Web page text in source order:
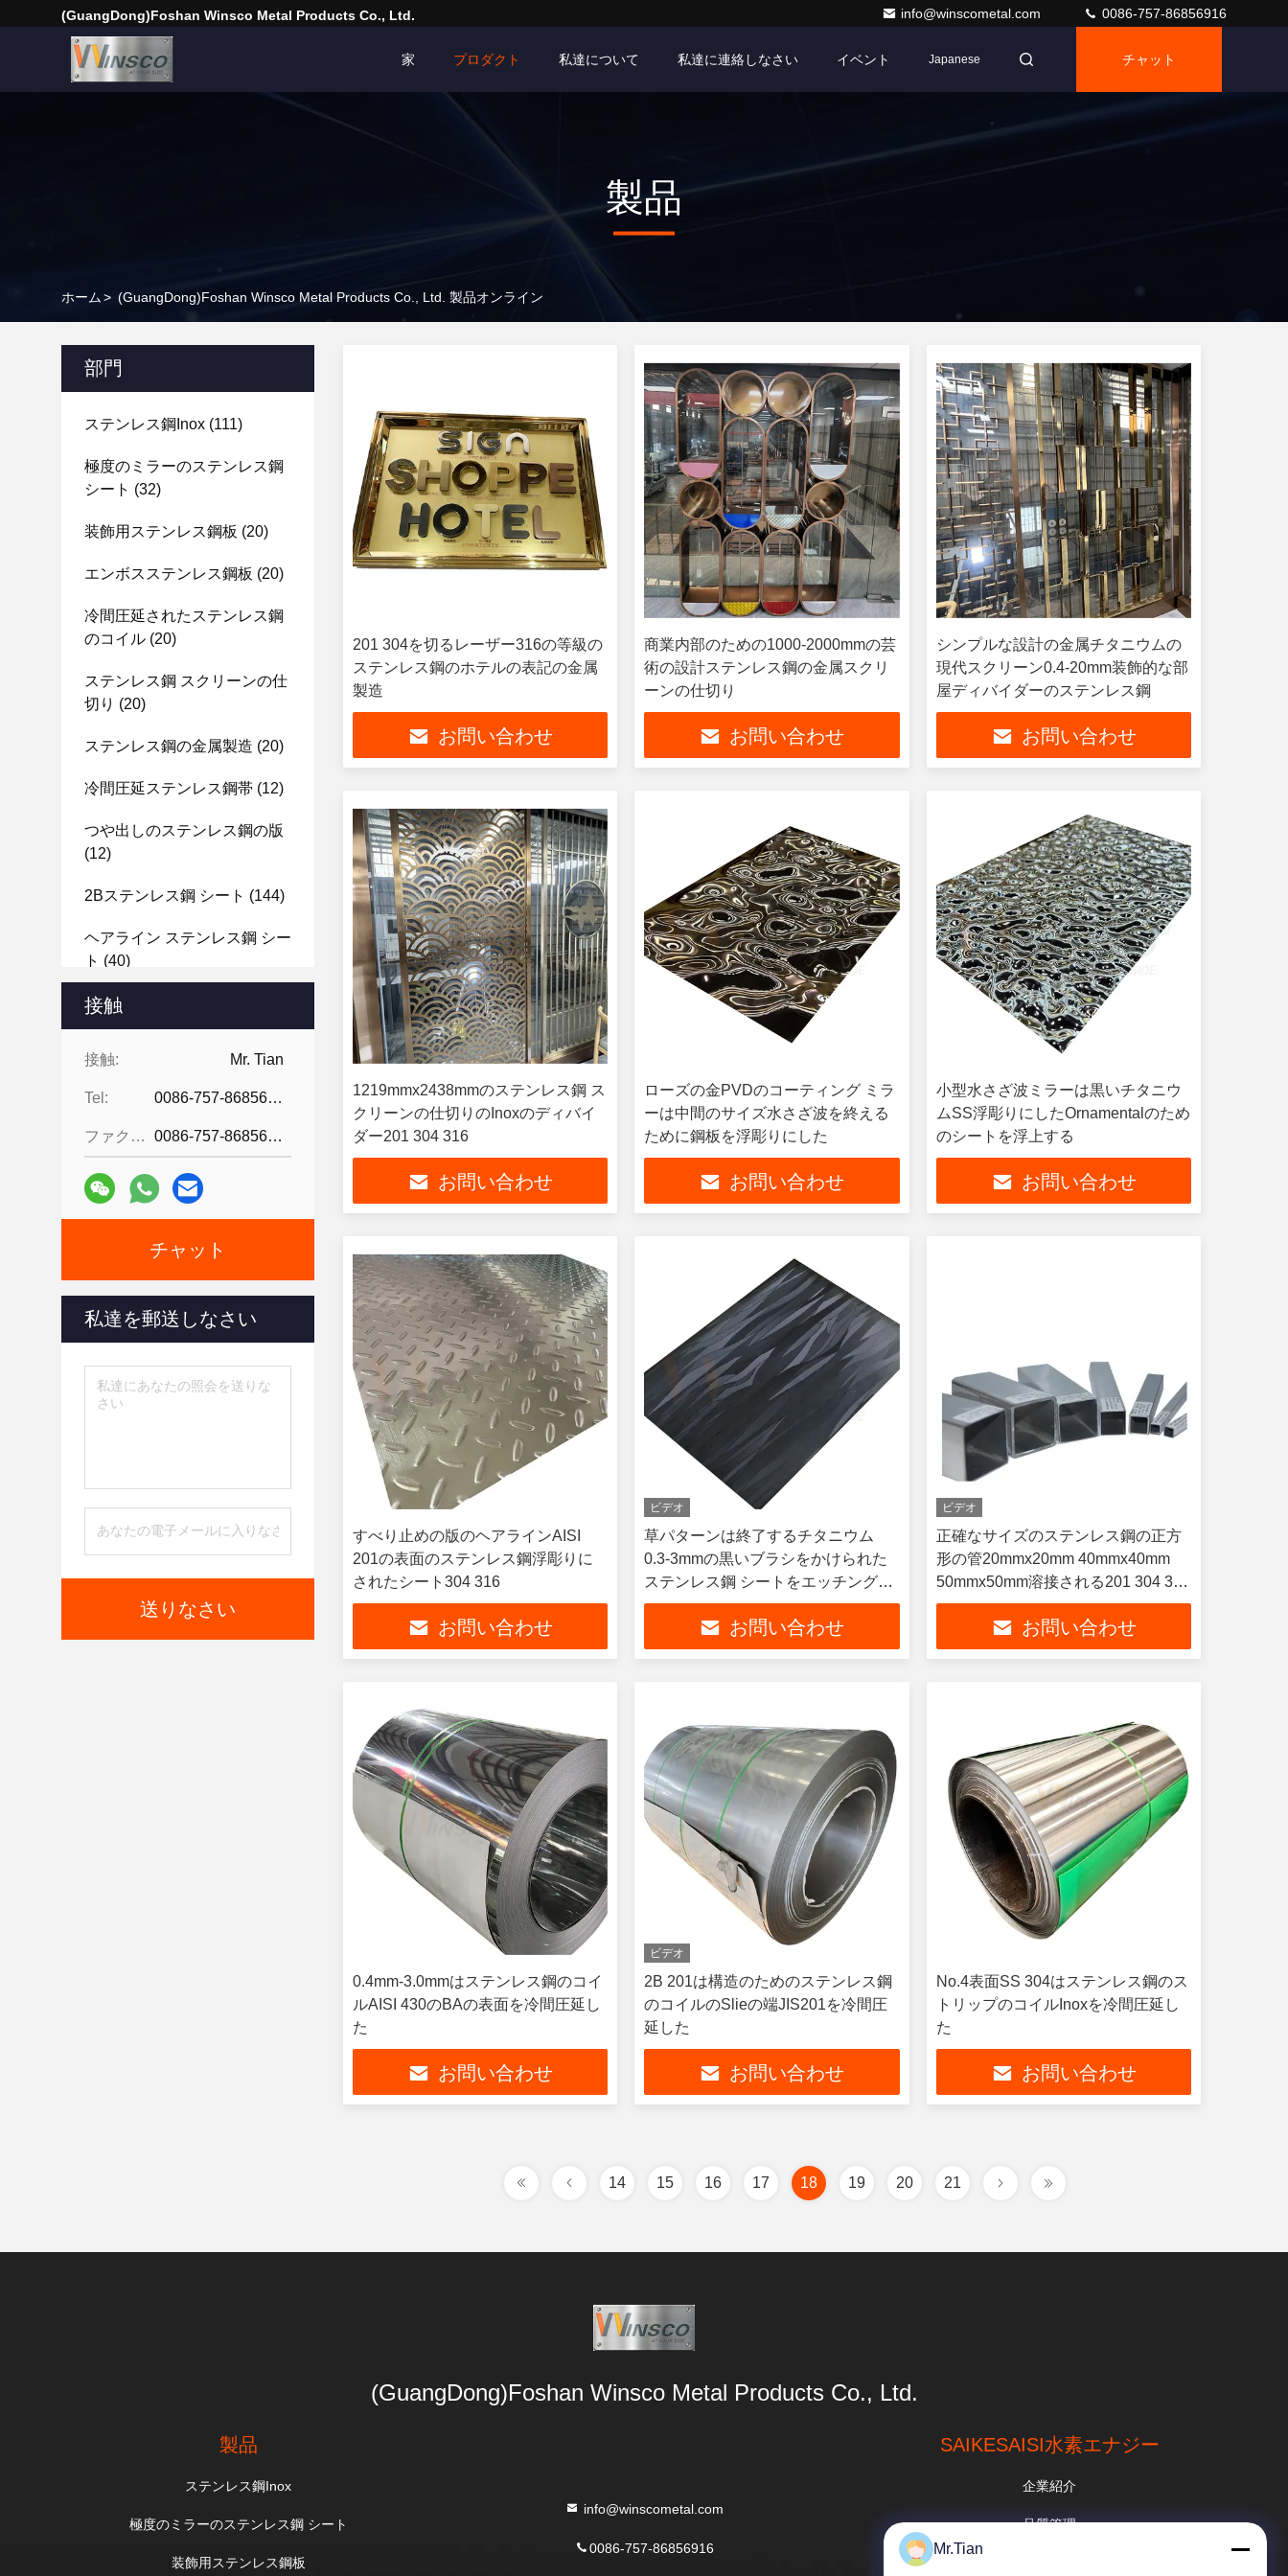
(GuangDong)Foshan Winsco Metal Products Co., Ltd. info@winscometal.com 0086-757-86856916
家 プロダクト 私達について 私達に連絡しなさい イベント Japanese チャット
製品
ホーム> (GuangDong)Foshan Winsco Metal Products Co., Ltd. 製品オンライン
部門
ステンレス鋼Inox (111)
極度のミラーのステンレス鋼
シート (32)
装飾用ステンレス鋼板 (20)
エンボスステンレス鋼板 (20)
冷間圧延されたステンレス鋼
のコイル (20)
ステンレス鋼 スクリーンの仕
切り (20)
ステンレス鋼の金属製造 (20)
冷間圧延ステンレス鋼帯 (12)
つや出しのステンレス鋼の版
(12)
2Bステンレス鋼 シート (144)
ヘアライン ステンレス鋼 シー
ト (40)
エレベーターのステンレス鋼
シート(12)
Stainless Steel Decorative
Wire Mesh(12)
穴があいたステンレス鋼 シー
ト(4)
接触
接触: Mr. Tian
Tel: 0086-757-86856916
ファクシミリ: 0086-757-86856916
チャット
私達を郵送しなさい
送りなさい
201 304を切るレーザー316の等級の
ステンレス鋼のホテルの表記の金属
製造
お問い合わせ
商業内部のための1000-2000mmの芸
術の設計ステンレス鋼の金属スクリ
ーンの仕切り
お問い合わせ
シンプルな設計の金属チタニウムの
現代スクリーン0.4-20mm装飾的な部
屋ディバイダーのステンレス鋼
お問い合わせ
1219mmx2438mmのステンレス鋼 ス
クリーンの仕切りのInoxのディバイ
ダー201 304 316
お問い合わせ
ローズの金PVDのコーティング ミラ
ーは中間のサイズ水さざ波を終える
ために鋼板を浮彫りにした
お問い合わせ
小型水さざ波ミラーは黒いチタニウ
ムSS浮彫りにしたOrnamentalのため
のシートを浮上する
お問い合わせ
すべり止めの版のヘアラインAISI
201の表面のステンレス鋼浮彫りに
されたシート304 316
お問い合わせ
ビデオ
草パターンは終了するチタニウム
0.3-3mmの黒いブラシをかけられた
ステンレス鋼 シートをエッチングし
た
お問い合わせ
ビデオ
正確なサイズのステンレス鋼の正方
形の管20mmx20mm 40mmx40mm
50mmx50mm溶接される201 304 316
等級
お問い合わせ
0.4mm-3.0mmはステンレス鋼のコイ
ルAISI 430のBAの表面を冷間圧延し
た
お問い合わせ
ビデオ
2B 201は構造のためのステンレス鋼
のコイルのSlieの端JIS201を冷間圧
延した
お問い合わせ
No.4表面SS 304はステンレス鋼のス
トリップのコイルInoxを冷間圧延し
た
お問い合わせ
14 15 16 17 18 19 20 21
(GuangDong)Foshan Winsco Metal Products Co., Ltd.
製品
ステンレス鋼Inox
極度のミラーのステンレス鋼 シート
装飾用ステンレス鋼板
info@winscometal.com
0086-757-86856916
SAIKESAISI水素エナジー
企業紹介
品質管理
Mr.Tian